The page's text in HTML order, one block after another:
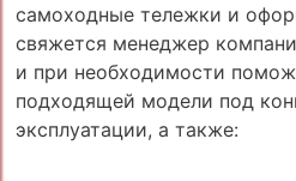
самоходные тележки и
свяжется менеджер
и при необходимости
подходящей модели под
эксплуатации, а также: